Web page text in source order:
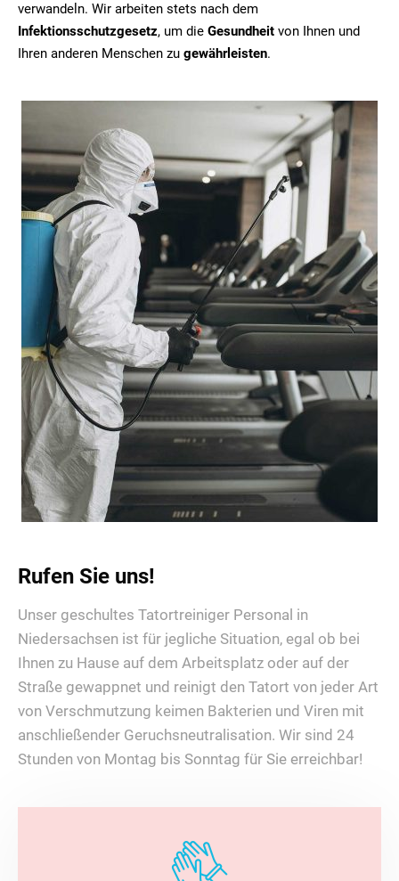
verwandeln. Wir arbeiten stets nach dem
Infektionsschutzgesetz, um die Gesundheit von Ihnen und
Ihren anderen Menschen zu gewährleisten.
Rufen Sie uns!
Unser geschultes Tatortreiniger Personal in
Niedersachsen ist für jegliche Situation, egal ob bei
Ihnen zu Hause auf dem Arbeitsplatz oder auf der
Straße gewappnet und reinigt den Tatort von jeder Art
von Verschmutzung keimen Bakterien und Viren mit
anschließender Geruchsneutralisation. Wir sind 24
Stunden von Montag bis Sonntag für Sie erreichbar!